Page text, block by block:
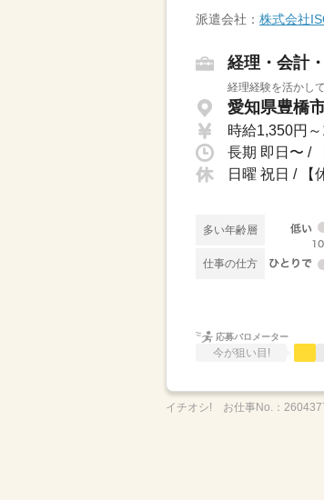
派遣会社： 株式会社
経理・会計
経理経験を活か
愛知県豊橋
時給1,350円
日曜 祝日 /
多い年齢層
仕事の仕方
応募バロメーター
今が狙い目!
イチオシ! お仕事No.：